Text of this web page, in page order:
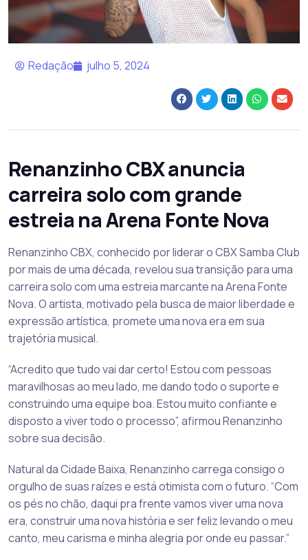
Redação julho 5, 2024
Renanzinho CBX anuncia
carreira solo com grande
estreia na Arena Fonte Nova
Renanzinho CBX, conhecido por liderar o CBX Samba Club
por mais de uma década, revelou sua transição para uma
carreira solo com uma estreia marcante na Arena Fonte
Nova. O artista, motivado pela busca de maior liberdade e
expressão artística, promete uma nova era em sua
trajetória musical.
“Acredito que tudo vai dar certo! Estou com pessoas
maravilhosas ao meu lado, me dando todo o suporte e
construindo uma equipe boa. Estou muito confiante e
disposto a viver todo o processo”, afirmou Renanzinho
sobre sua decisão.
Natural da Cidade Baixa, Renanzinho carrega consigo o
orgulho de suas raízes e está otimista com o futuro. “Com
os pés no chão, daqui pra frente vamos viver uma nova
era, construir uma nova história e ser feliz levando o meu
canto, meu carisma e minha alegria por onde eu passar.”